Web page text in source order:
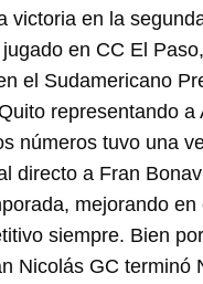
victoria en la
en CC El
el Sudamericano
representando a
números tuvo una
directo a Fran
mejorando en
siempre. Bien
Nicolás GC terminó